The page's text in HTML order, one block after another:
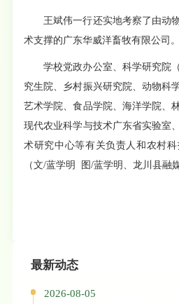
王斌伟一行还实地考察了由动
术支撑的广东华威洋畜牧有限公司。
学校党政办公室、科学研究院
究生院、乡村振兴研究院、动物科
艺术学院、食品学院、海洋学院、
现代农业科学与技术广东省实验室
术研究中心等有关负责人和农村科
（文/蓝学明 图/蓝学明、龙川县融
最新动态
2026-08-05